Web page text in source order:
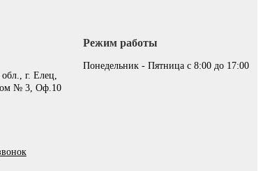
г. Елец,
№ 3, Оф.10
Режим работы
Понедельник - Пятница с 8:00 до 17:00